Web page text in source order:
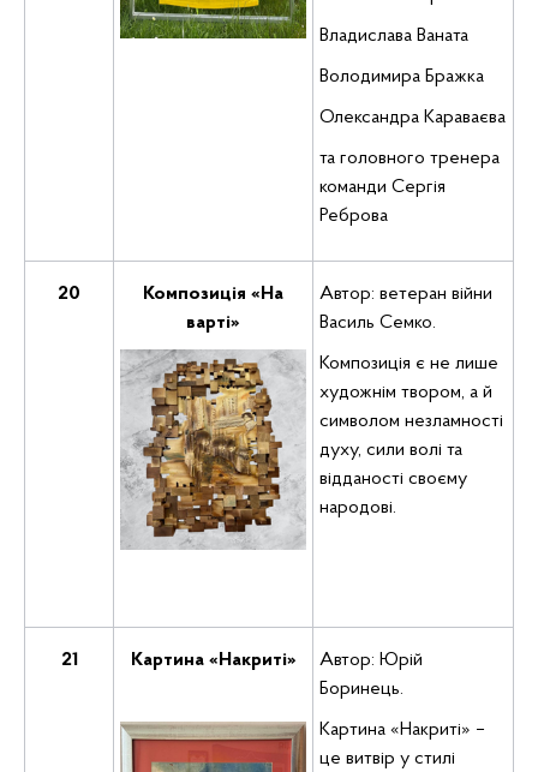
Владислава Ваната
Володимира Бражка
Олександра Караваєва
та головного тренера
команди Сергія
Реброва
20
Композиція «На
варті»
Автор: ветеран війни
Василь Семко.
Композиція є не лише
художнім твором, а й
символом незламності
духу, сили волі та
відданості своєму
народові.
21 Картина «Накриті»
Автор: Юрій
Боринець.
Картина «Накриті» –
це витвір у стилі